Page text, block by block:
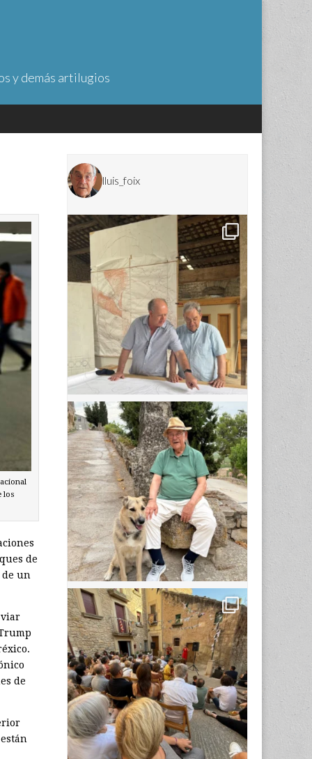
y demás artilugios
los
de
un
de
lluis_foix